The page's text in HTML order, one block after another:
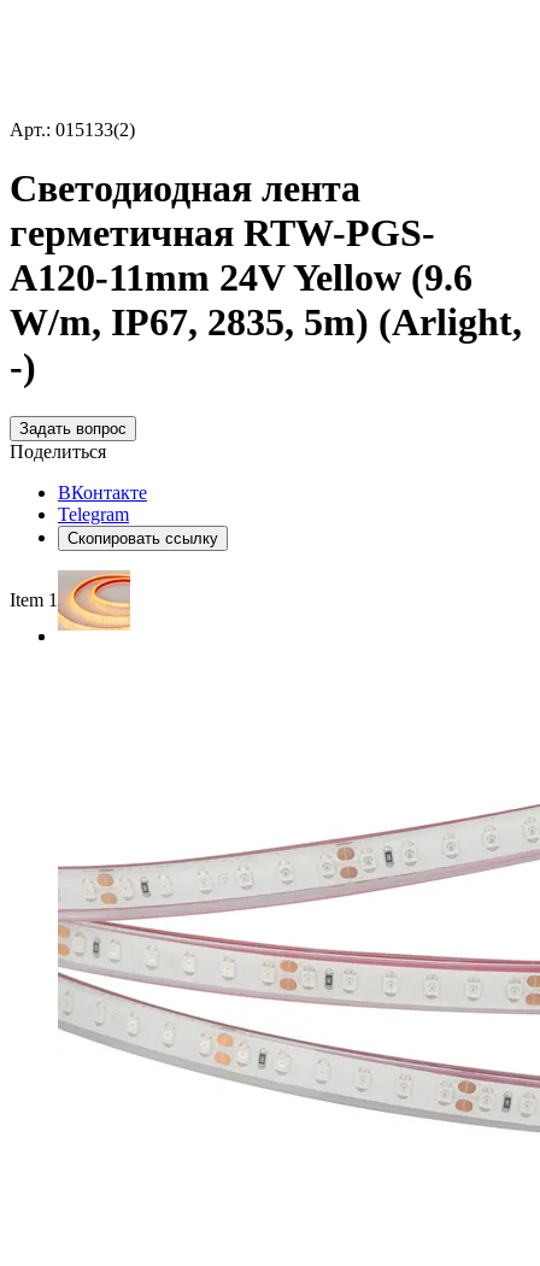
Арт.: 015133(2)
Светодиодная лента
герметичная RTW-PGS-
A120-11mm 24V Yellow (9.6
W/m, IP67, 2835, 5m) (Arlight,
-)
Задать вопрос
Поделиться
ВКонтакте
Telegram
Скопировать ссылку
Item 1 of 2